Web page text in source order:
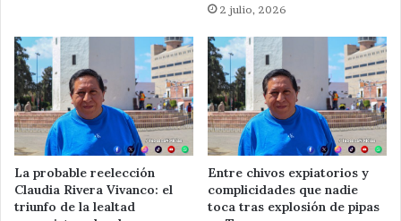
2 julio, 2026
La probable reelección
Claudia Rivera Vivanco: el
triunfo de la lealtad
Entre chivos expiatorios y
complicidades que nadie
toca tras explosión de pipas